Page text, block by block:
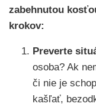
zabehnutou
krokov:
Preverte
osoba? Ak
či nie je
kašľať,